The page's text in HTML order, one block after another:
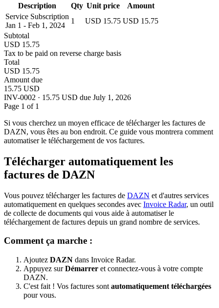
Description
Qty Unit price
Amount
Service Subscription
Jan 1 - Feb 1, 2024
1 USD 15.75 USD 15.75
Subtotal
USD 15.75
Tax to be paid on reverse charge basis
Total
USD 15.75
Amount due
15.75 USD
INV-0002 · 15.75 USD due July 1, 2026
Page 1 of 1
Si vous cherchez un moyen efficace de télécharger les factures de
DAZN, vous êtes au bon endroit. Ce guide vous montrera comment
automatiser le téléchargement de vos factures.
Télécharger automatiquement les
factures de DAZN
Vous pouvez télécharger les factures de DAZN et d'autres services
automatiquement en quelques secondes avec Invoice Radar, un outil
de collecte de documents qui vous aide à automatiser le
téléchargement de factures depuis un grand nombre de services.
Comment ça marche :
Ajoutez DAZN dans Invoice Radar.
Appuyez surDémarrer et connectez-vous à votre compte
DAZN.
C'est fait ! Vos factures sont automatiquement téléchargées
pour vous.